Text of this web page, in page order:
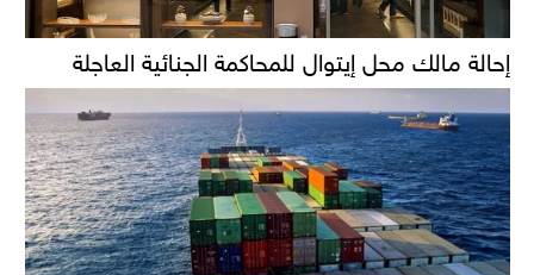
إحالة مالك محل إيتوال للمحاكمة الجنائية العاجلة